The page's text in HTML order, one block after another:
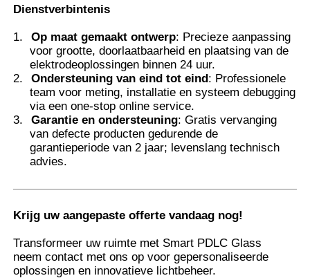
Dienstverbintenis
1. Op maat gemaakt ontwerp: Precieze aanpassing
voor grootte, doorlaatbaarheid en plaatsing van de
elektrode­oplossingen binnen 24 uur.
2.
Ondersteuning van eind tot eind : Professionele
team voor meting, installatie en systeem debugging
via een one-stop online service.
3.
Garantie en ondersteuning: Gratis vervanging
van defecte producten gedurende de
garantieperiode van 2 jaar; levenslang technisch
advies.
Krijg uw aangepaste offerte vandaag nog!
Transformeer uw ruimte met Smart PDLC Glass 
neem contact met ons op voor gepersonaliseerde
oplossingen en innovatieve lichtbeheer.